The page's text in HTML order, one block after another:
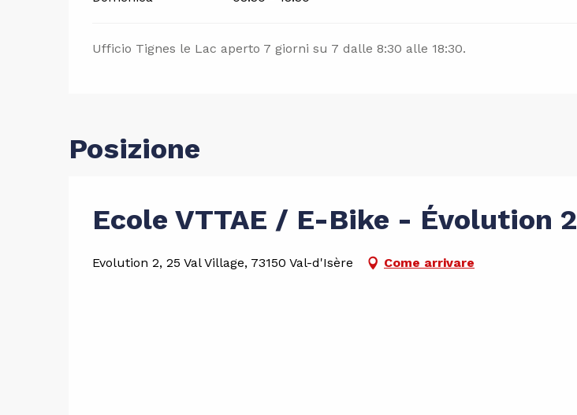
Ufficio Tignes le Lac aperto 7 giorni su 7 dalle 8:30 alle 18:30.
Posizione
Ecole VTTAE / E-Bike - Évolution 2
Evolution 2, 25 Val Village, 73150 Val-d'Isère Come arrivare